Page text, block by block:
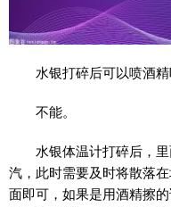
水银打碎后可以喷酒
不能。
水银体温计打碎后，
汽，此时需要及时将散落
面即可，如果是用酒精擦